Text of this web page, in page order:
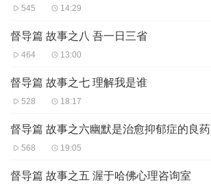
545 14:29
督导篇 故事之八 吾一日三省
464 13:00
督导篇 故事之七 理解我是谁
528 18:17
督导篇 故事之六幽默是治愈抑郁症的良药
568 19:05
督导篇 故事之五 渥于哈佛心理咨询室